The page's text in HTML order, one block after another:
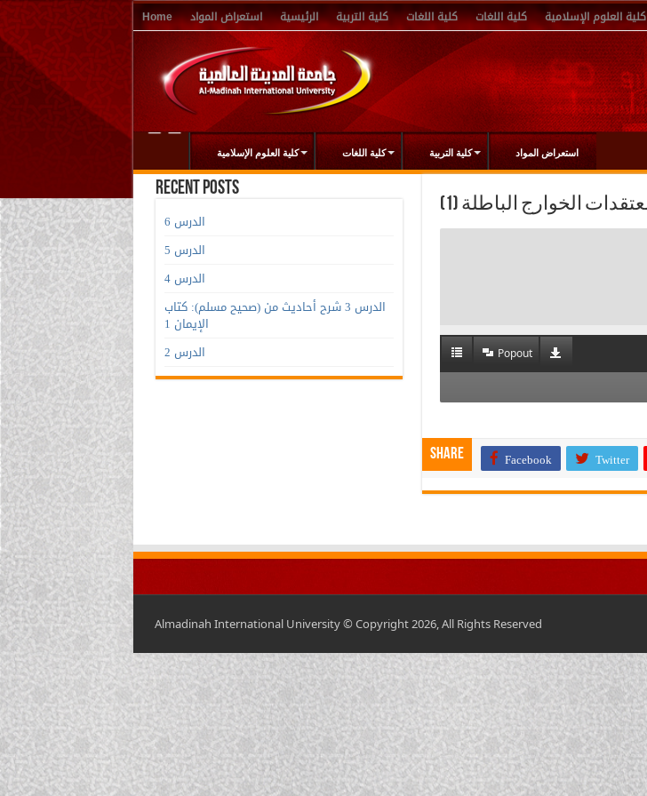
Home استعراض المواد الرئيسية كلية التربية كلية اللغات كلية اللغات كلية العلوم الإسلامية
كلية العلوم الإسلامية كلية اللغات كلية التربية استعراض المواد
Popout
Share Facebook Twitter
Recent Posts
الدرس 6
الدرس 5
الدرس 4
الدرس 3 شرح أحاديث من (صحيح مسلم): كتاب
الإيمان 1
الدرس 2
Almadinah International University © Copyright 2026, All Rights Reserved